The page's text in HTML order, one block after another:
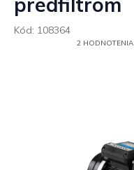
Kód: 108364
PRIEMERNÉ2 HODNOTENIA